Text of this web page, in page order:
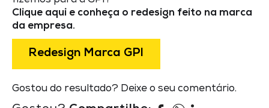
Clique aqui e conheça o redesign feito na marca
da empresa.
Redesign Marca GPI
Gostou do resultado? Deixe o seu comentário.